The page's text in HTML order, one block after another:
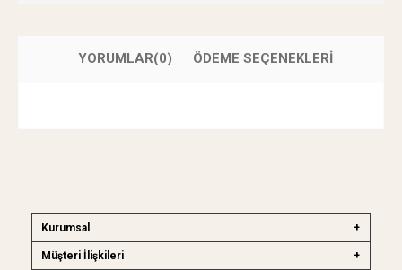
YORUMLAR(0) ÖDEME SEÇENEKLERI
Kurumsal
Müşteri İlişkileri